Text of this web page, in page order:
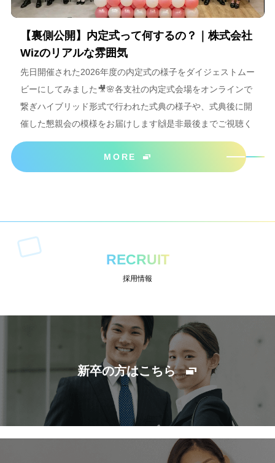
【裏側公開】内定式って何するの？｜株式会社
Wizのリアルな雰囲気
先日開催された2026年度の内定式の様子をダイジェストムー
ビーにしてみました🎥🌸各支社の内定式会場をオンラインで
繋ぎハイブリッド形式で行われた式典の様子や、式典後に開
催した懇親会の模様をお届けします🙌是非最後までご視聴く
ださいね＾＾
MORE
RECRUIT
採用情報
新卒の方はこちら